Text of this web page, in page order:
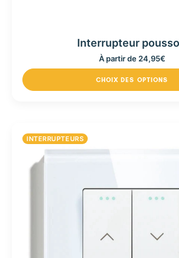
Interrupteur
À partir de 24,95€
CHOIX DES OPTIONS
INTERRUPTEURS